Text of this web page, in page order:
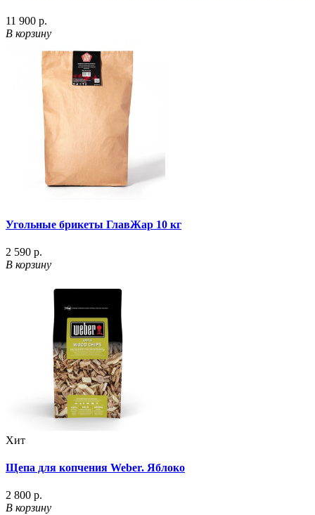
11 900 р.
В корзину
Угольные брикеты ГлавЖар 10 кг
2 590 р.
В корзину
Хит
Щепа для копчения Weber. Яблоко
2 800 р.
В корзину